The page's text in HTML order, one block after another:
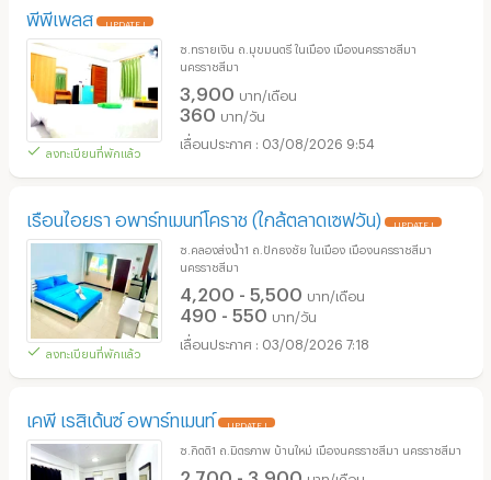
พีพีเพลส UPDATE !
ลงทะเบียนที่พักแล้ว
ซ.ทรายเงิน ถ.มุขมนตรี ในเมือง เมืองนครราชสีมา
นครราชสีมา
3,900 บาท/เดือน
360 บาท/วัน
03/08/2026 9:54
เรือนไอยรา อพาร์ทเมนท์โคราช (ใกล้ตลาดเซฟวัน) UPDATE !
ลงทะเบียนที่พักแล้ว
ซ.คลองส่งน้ำ1 ถ.ปักธงชัย ในเมือง เมืองนครราชสีมา
นครราชสีมา
4,200 - 5,500 บาท/เดือน
490 - 550 บาท/วัน
03/08/2026 7:18
เคพี เรสิเด้นซ์ อพาร์ทเมนท์ UPDATE !
ซ.กิตติ1 ถ.มิตรภาพ บ้านใหม่ เมืองนครราชสีมา นครราชสีมา
2,700 - 3,900 บาท/เดือน